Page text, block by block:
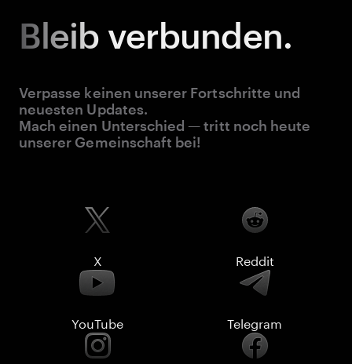
Bleib verbunden.
Verpasse keinen unserer Fortschritte und
neuesten Updates.
Mach einen Unterschied — tritt noch heute
unserer Gemeinschaft bei!
X Reddit
YouTube Telegram